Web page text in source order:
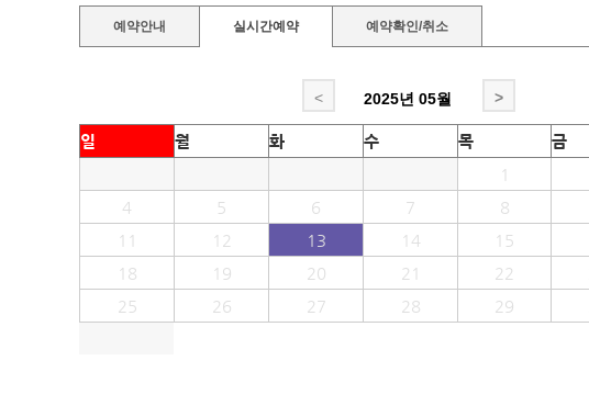
예약안내 실시간예약 예약확인/취소
< 2025년 05월 >
일 월 화 수 목 금
1
4
5 6 7 8
11
12 13 14 15
18
19 20 21 22
25
26 27 28 29